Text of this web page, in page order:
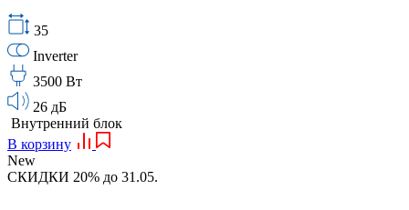
35
Inverter
3500 Вт
26 дБ
Внутренний блок
В корзину
New
СКИДКИ 20% до 31.05.